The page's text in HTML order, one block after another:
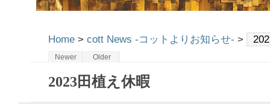
Home > cott News -コットよりお知らせ- >
Newer Older
2023田植え休暇